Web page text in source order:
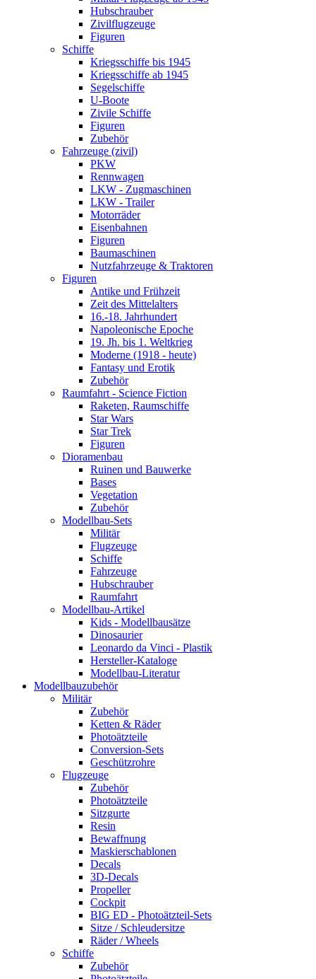
Hubschrauber
Zivilflugzeuge
Figuren
Schiffe
Kriegsschiffe bis 1945
Kriegsschiffe ab 1945
Segelschiffe
U-Boote
Zivile Schiffe
Figuren
Zubehör
Fahrzeuge (zivil)
PKW
Rennwagen
LKW - Zugmaschinen
LKW - Trailer
Motorräder
Eisenbahnen
Figuren
Baumaschinen
Nutzfahrzeuge & Traktoren
Figuren
Antike und Frühzeit
Zeit des Mittelalters
16.-18. Jahrhundert
Napoleonische Epoche
19. Jh. bis 1. Weltkrieg
Moderne (1918 - heute)
Fantasy und Erotik
Zubehör
Raumfahrt - Science Fiction
Raketen, Raumschiffe
Star Wars
Star Trek
Figuren
Dioramenbau
Ruinen und Bauwerke
Bases
Vegetation
Zubehör
Modellbau-Sets
Militär
Flugzeuge
Schiffe
Fahrzeuge
Hubschrauber
Raumfahrt
Modellbau-Artikel
Kids - Modellbausätze
Dinosaurier
Leonardo da Vinci - Plastik
Hersteller-Kataloge
Modellbau-Literatur
Modellbauzubehör
Militär
Zubehör
Ketten & Räder
Photoätzteile
Conversion-Sets
Geschützrohre
Flugzeuge
Zubehör
Photoätzteile
Sitzgurte
Resin
Bewaffnung
Maskierschablonen
Decals
3D-Decals
Propeller
Cockpit
BIG ED - Photoätzteil-Sets
Sitze / Schleudersitze
Räder / Wheels
Schiffe
Zubehör